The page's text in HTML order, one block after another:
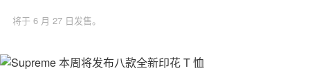
将于 6 月 27 日发售。